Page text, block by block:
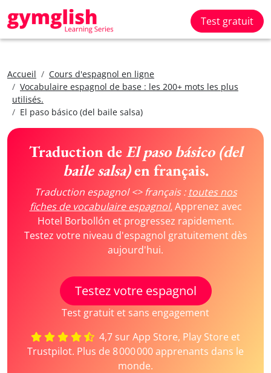
Test gratuit
Accueil
Cours d'espagnol en ligne
Vocabulaire espagnol de base : les 200+ mots les plus
utilisés.
El paso básico (del baile salsa)
Traduction deEl paso básico (del
baile salsa)en français.
Traduction espagnol <> français : toutes nos
fiches de vocabulaire espagnol.Apprenez avec
Hotel Borbollón et progressez rapidement.
Testez votre niveau d'espagnol gratuitement dès
aujourd'hui.
Testez votre espagnol
Test gratuit et sans engagement
4,7 sur App Store, Play Store et
Trustpilot. Plus de 8 000 000 apprenants dans le
monde.